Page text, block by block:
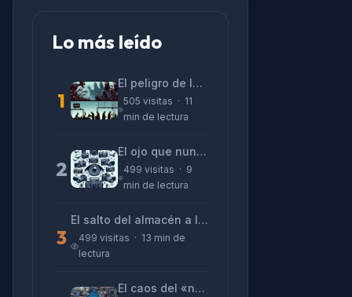
Lo más leído
1
El peligro de las «alucinaciones» y el CV prefabricado
505 visitas · 11
min de lectura
2
El ojo que nunca parpadea: lo que nos cuentan las cámaras de Lizeth Marzano
499 visitas · 9
min de lectura
3
El salto del almacén a la terminal: La realidad de reinventarse en tecnología
499 visitas · 13 min de
lectura
El caos del «no funciona nada» y la realidad tras la pantalla